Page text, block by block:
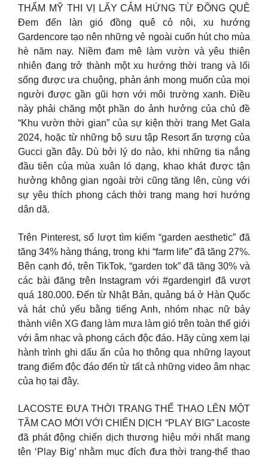
THẨM MỸ THI VỊ LẤY CẢM HỨNG TỪ ĐỒNG QUÊ
Đem đến làn gió đồng quê cỏ nội, xu hướng
Gardencore tạo nên những vẻ ngoài cuốn hút cho mùa
hè năm nay. Niềm đam mê làm vườn và yêu thiên
nhiên đang trở thành một xu hướng thời trang và lối
sống được ưa chuộng, phản ánh mong muốn của mọi
người được gần gũi hơn với môi trường xanh. Điều
này phải chăng một phần do ảnh hưởng của chủ đề
“Khu vườn thời gian” của sự kiện thời trang Met Gala
2024, hoặc từ những bộ sưu tập Resort ấn tượng của
Gucci gần đây. Dù bởi lý do nào, khi những tia nắng
đầu tiên của mùa xuân ló dạng, khao khát được tận
hưởng không gian ngoài trời cũng tăng lên, cùng với
sự yêu thích phong cách thời trang mang hơi hướng
dân dã.
Trên Pinterest, số lượt tìm kiếm “garden aesthetic” đã
tăng 34% hàng tháng, trong khi “farm life” đã tăng 27%.
Bên cạnh đó, trên TikTok, “garden tok” đã tăng 30% và
các bài đăng trên Instagram với #gardengirl đã vượt
quá 180.000. Đến từ Nhật Bản, quảng bá ở Hàn Quốc
và hát chủ yếu bằng tiếng Anh, nhóm nhạc nữ bảy
thành viên XG đang làm mưa làm gió trên toàn thế giới
với âm nhạc và phong cách độc đáo. Hãy cùng xem lại
hành trình ghi dấu ấn của họ thông qua những layout
trang điểm độc đáo đến từ tất cả những video âm nhạc
của họ tại đây.
LACOSTE ĐƯA THỜI TRANG THỂ THAO LÊN MỘT
TẦM CAO MỚI VỚI CHIẾN DỊCH “PLAY BIG” Lacoste
đã phát động chiến dịch thương hiệu mới nhất mang
tên ‘Play Big’ nhằm mục đích đưa thời trang-thể thao